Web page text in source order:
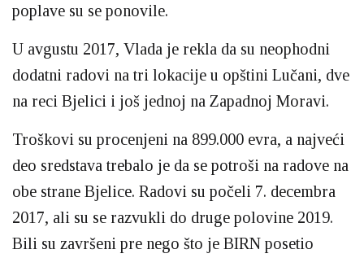
poplave su se ponovile.
U avgustu 2017, Vlada je rekla da su neophodni
dodatni radovi na tri lokacije u opštini Lučani, dve
na reci Bjelici i još jednoj na Zapadnoj Moravi.
Troškovi su procenjeni na 899.000 evra, a najveći
deo sredstava trebalo je da se potroši na radove na
obe strane Bjelice. Radovi su počeli 7. decembra
2017, ali su se razvukli do druge polovine 2019.
Bili su završeni pre nego što je BIRN posetio